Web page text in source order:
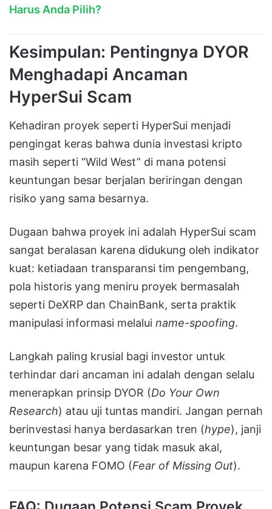
Harus Anda Pilih?
Kesimpulan: Pentingnya DYOR
Menghadapi Ancaman
HyperSui Scam
Kehadiran proyek seperti HyperSui menjadi
pengingat keras bahwa dunia investasi kripto
masih seperti “Wild West” di mana potensi
keuntungan besar berjalan beriringan dengan
risiko yang sama besarnya.
Dugaan bahwa proyek ini adalah HyperSui scam
sangat beralasan karena didukung oleh indikator
kuat: ketiadaan transparansi tim pengembang,
pola historis yang meniru proyek bermasalah
seperti DeXRP dan ChainBank, serta praktik
manipulasi informasi melalui name-spoofing.
Langkah paling krusial bagi investor untuk
terhindar dari ancaman ini adalah dengan selalu
menerapkan prinsip DYOR (Do Your Own
Research) atau uji tuntas mandiri. Jangan pernah
berinvestasi hanya berdasarkan tren (hype), janji
keuntungan besar yang tidak masuk akal,
maupun karena FOMO (Fear of Missing Out).